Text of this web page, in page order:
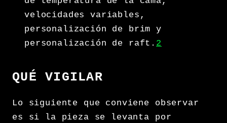
velocidades variables,
personalización de brim y
personalización de raft. 2
QUÉ VIGILAR
Lo siguiente que conviene observar
es si la pieza se levanta por